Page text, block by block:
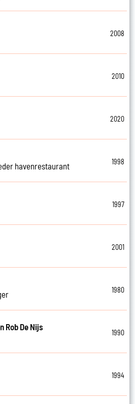
2008
2010
2020
havenrestaurant
1998
1997
2001
1980
Rob De Nijs
1990
1994